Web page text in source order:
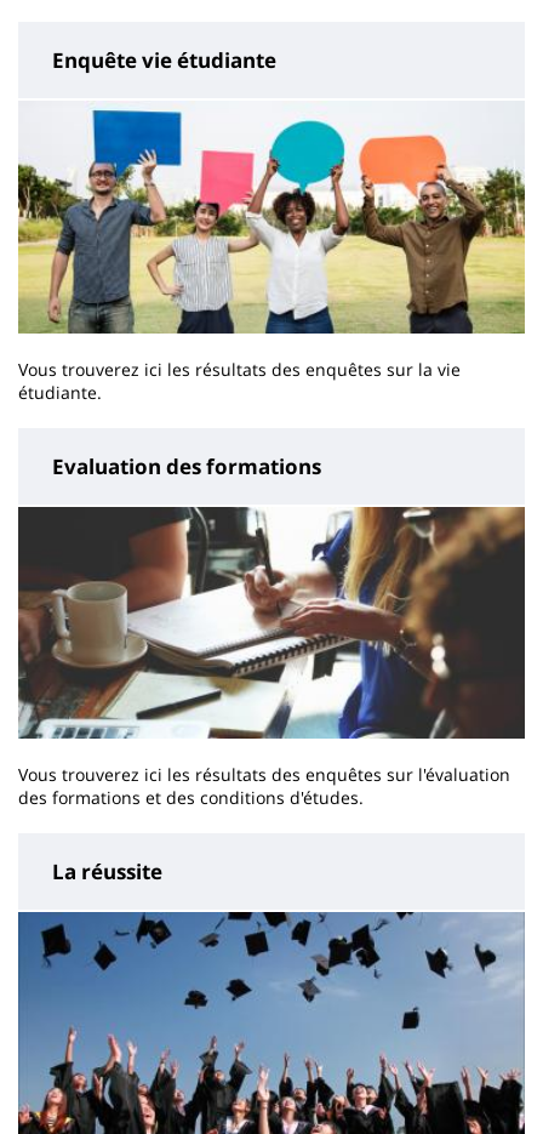
Enquête vie étudiante
Vous trouverez ici les résultats des enquêtes sur la vie
étudiante.
Evaluation des formations
Vous trouverez ici les résultats des enquêtes sur l'évaluation
des formations et des conditions d'études.
La réussite